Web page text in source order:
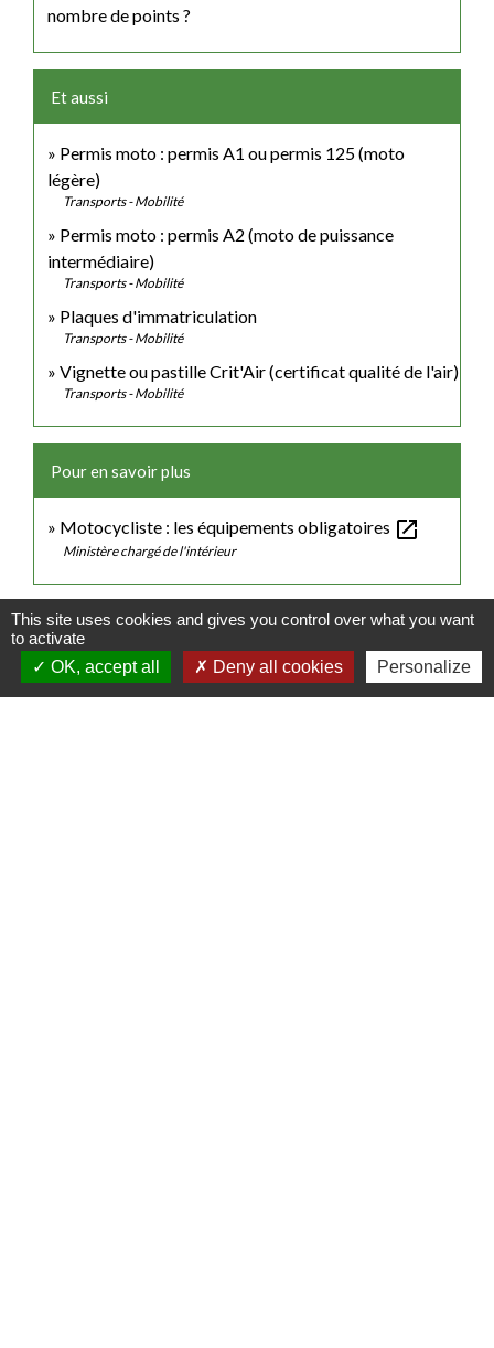
nombre de points ?
Et aussi
Permis moto : permis A1 ou permis 125 (moto
légère)
Transports - Mobilité
Permis moto : permis A2 (moto de puissance
intermédiaire)
Transports - Mobilité
Plaques d'immatriculation
Transports - Mobilité
Vignette ou pastille Crit'Air (certificat qualité de l'air)
Transports - Mobilité
Pour en savoir plus
Motocycliste : les équipements obligatoires open_in_new
Ministère chargé de l'intérieur
Signaler une erreur sur cette page
This site uses cookies and gives you control over what you want
to activate
OK, accept all
Deny all cookies Personalize